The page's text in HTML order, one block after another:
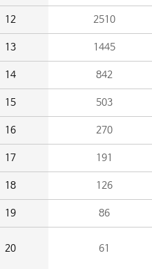
12 2510
13 1445
14 842
15 503
16 270
17 191
18 126
19 86
20 61